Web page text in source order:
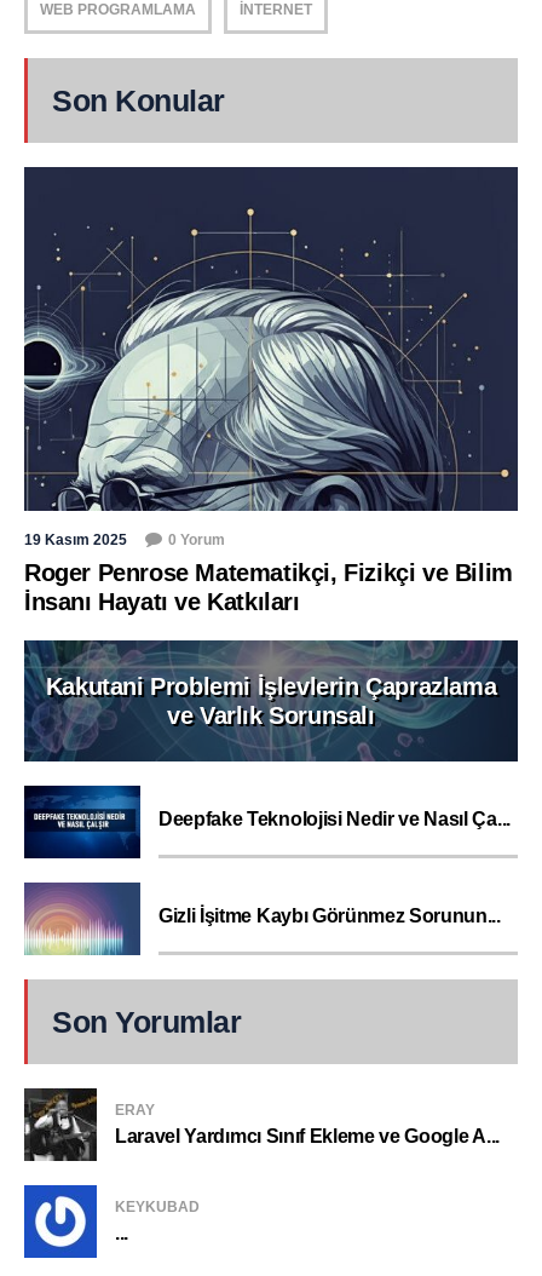
WEB PROGRAMLAMA İNTERNET
Son Konular
19 Kasım 2025 0 Yorum
Roger Penrose Matematikçi, Fizikçi ve Bilim
İnsanı Hayatı ve Katkıları
Kakutani Problemi İşlevlerin Çaprazlama
ve Varlık Sorunsalı
Deepfake Teknolojisi Nedir ve Nasıl Ça...
Gizli İşitme Kaybı Görünmez Sorunun...
Son Yorumlar
ERAY
Laravel Yardımcı Sınıf Ekleme ve Google A...
KEYKUBAD
...